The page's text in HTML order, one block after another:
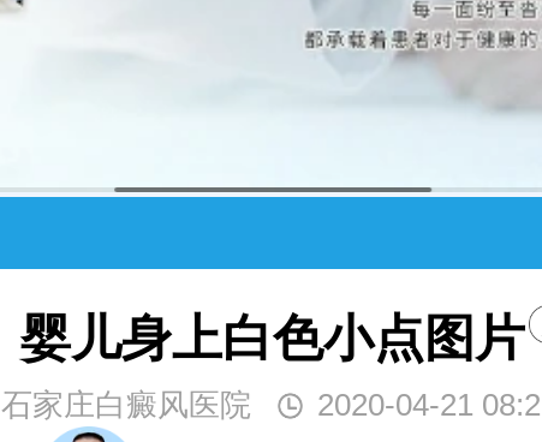
婴儿身上白色小点图片
石家庄白癜风医院 2020-04-21